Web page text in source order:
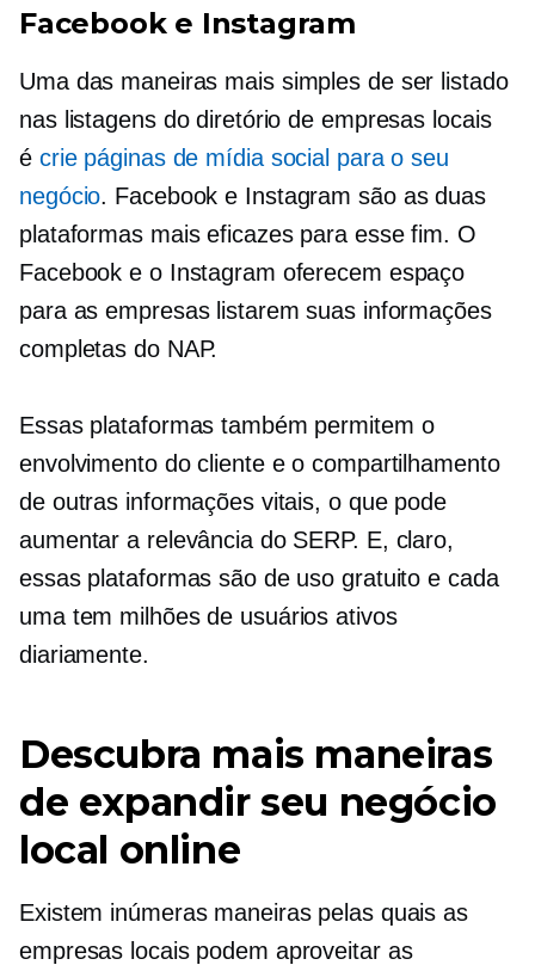
Facebook e Instagram
Uma das maneiras mais simples de ser listado
nas listagens do diretório de empresas locais
é crie páginas de mídia social para o seu
negócio. Facebook e Instagram são as duas
plataformas mais eficazes para esse fim. O
Facebook e o Instagram oferecem espaço
para as empresas listarem suas informações
completas do NAP.
Essas plataformas também permitem o
envolvimento do cliente e o compartilhamento
de outras informações vitais, o que pode
aumentar a relevância do SERP. E, claro,
essas plataformas são de uso gratuito e cada
uma tem milhões de usuários ativos
diariamente.
Descubra mais maneiras
de expandir seu negócio
local online
Existem inúmeras maneiras pelas quais as
empresas locais podem aproveitar as